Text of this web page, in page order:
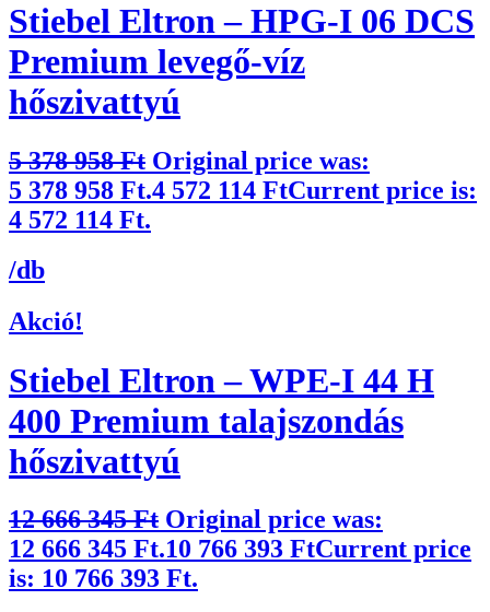
Stiebel Eltron – HPG-I 06 DCS
Premium levegő-víz
hőszivattyú
5 378 958Ft Original price was:
5 378 958 Ft.4 572 114 FtCurrent price is:
4 572 114 Ft.
/db
Akció!
Stiebel Eltron – WPE-I 44 H
400 Premium talajszondás
hőszivattyú
12 666 345Ft Original price was:
12 666 345 Ft.10 766 393 FtCurrent price
is: 10 766 393 Ft.